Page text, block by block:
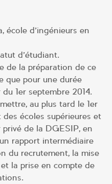
école d’ingénieurs en
d’étudiant.
de la préparation de ce
que pour une durée
1er septembre 2014.
au plus tard le 1er
écoles supérieures et
de la DGESIP, en
rapport intermédiaire
du recrutement, la mise
la prise en compte de